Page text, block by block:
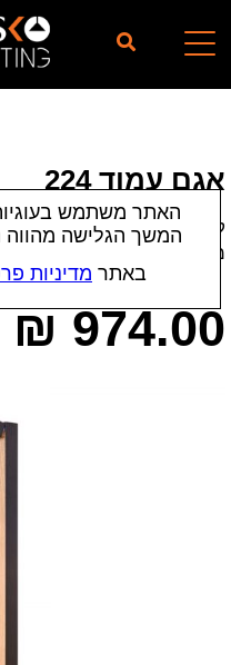
- should also ignore woo
pages!!
אגם עמוד 224
קטגוריות:עמודי תאורה לגינה
מק״ט:
15520
974.00
₪
האתר משתמש
המשך הגלישה מהווה
באתר מדיניות